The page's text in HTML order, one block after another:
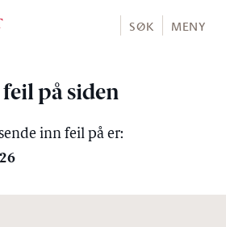
SØK MENY
på siden
inn feil på er: